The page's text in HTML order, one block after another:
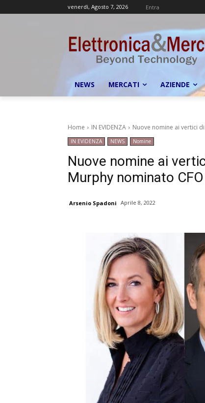
venerdì, Agosto 7, 2026 Entra
NEWS MERCATI AZIENDE
Home IN EVIDENZA Nuove nomine ai vertici
IN EVIDENZA NEWS Nomine
Nuove nomine ai
Murphy nominato
Arsenio Spadoni Aprile 8, 2022